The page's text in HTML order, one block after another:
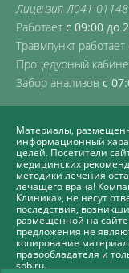
Лицензия Л041-
Работает с 09:00 до
Травмпункт работает
Процедурный
Забор анализов с
Материалы,
информационный
целей. Посетители
медицинских
методики лечения
лечащего врача!
Клиника», не несут
последствия,
размещенной на
предложения не
копирование
правообладателя и
spb.ru.